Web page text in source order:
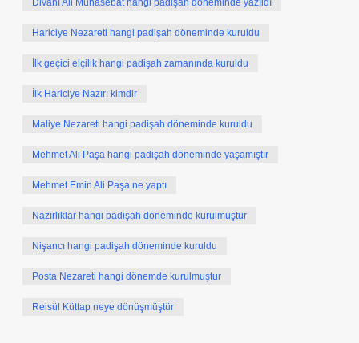
Divanı Ali Muhasebat hangi padişah döneminde yazıldı
Hariciye Nezareti hangi padişah döneminde kuruldu
İlk geçici elçilik hangi padişah zamanında kuruldu
İlk Hariciye Nazırı kimdir
Maliye Nezareti hangi padişah döneminde kuruldu
Mehmet Ali Paşa hangi padişah döneminde yaşamıştır
Mehmet Emin Ali Paşa ne yaptı
Nazırlıklar hangi padişah döneminde kurulmuştur
Nişancı hangi padişah döneminde kuruldu
Posta Nezareti hangi dönemde kurulmuştur
Reisül Küttap neye dönüşmüştür